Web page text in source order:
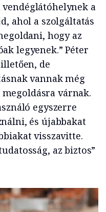
vendéglátóhelynek a
ahol a szolgáltatás
hogy az
legyenek.” Péter
de
vannak még
várnak.
egyszerre
és újabbakat
visszavitte.
az biztos”